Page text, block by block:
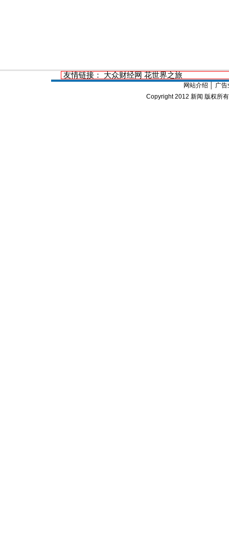
友情链接： 大众财经网 花世界之旅
网站介绍
广告
Copyright 2012 新闻 版权所